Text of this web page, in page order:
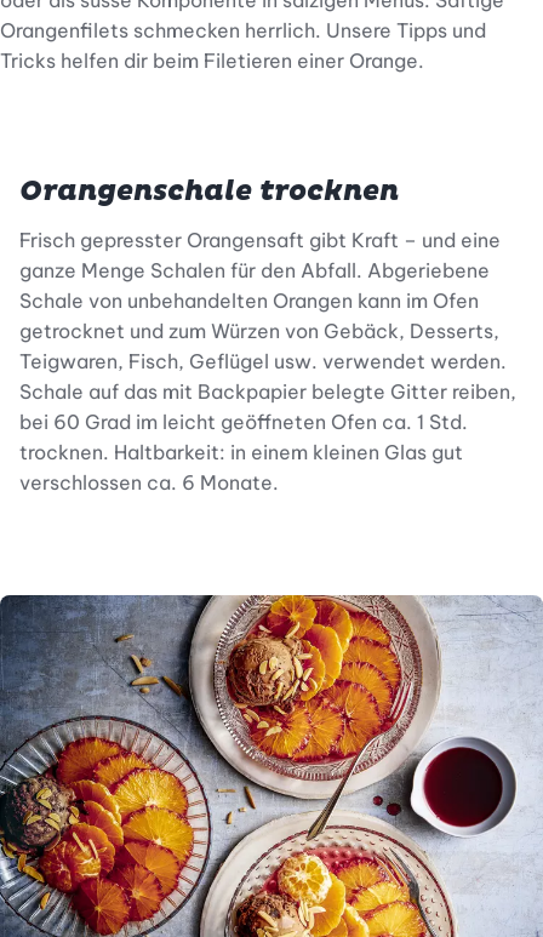
Orangenfilets schmecken herrlich. Unsere Tipps und
Tricks helfen dir beim Filetieren einer Orange.
Orangenschale trocknen
Frisch gepresster Orangensaft gibt Kraft – und eine
ganze Menge Schalen für den Abfall. Abgeriebene
Schale von unbehandelten Orangen kann im Ofen
getrocknet und zum Würzen von Gebäck, Desserts,
Teigwaren, Fisch, Geflügel usw. verwendet werden.
Schale auf das mit Backpapier belegte Gitter reiben,
bei 60 Grad im leicht geöffneten Ofen ca. 1 Std.
trocknen. Haltbarkeit: in einem kleinen Glas gut
verschlossen ca. 6 Monate.